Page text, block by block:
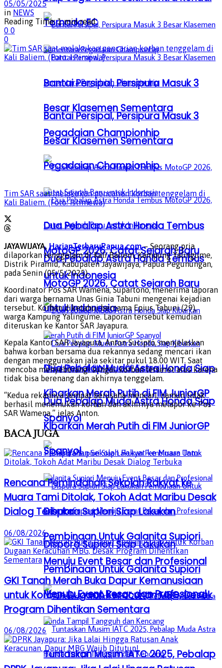
Bantai Persipal, Persipura Masuk 3
Besar Klasemen Sementara
Pegadaian Championhip
Dua Pebalap Astra Honda Tembus
MotoGP 2026, Catat Sejarah Baru
untuk Indonesia
Dua Pebalap Muda Astra Honda Siap
Kibarkan Merah Putih di FIM JuniorGP
Spanyol
Dispora Supiori Siap Lakukan
Pembinaan Untuk Galanita Supiori
Menuju Event Besar dan Profesional
Tuntaskan Musim IATC 2025, Pebalap
Tornado FC
Bantai Persipal, Persipura Masuk 3
Besar Klasemen Sementara
Pegadaian Championhip
Dua Pebalap Astra Honda Tembus
MotoGP 2026, Catat Sejarah Baru
untuk Indonesia
Dua Pebalap Muda Astra Honda Siap
Kibarkan Merah Putih di FIM JuniorGP
Spanyol
Dispora Supiori Siap Lakukan
Pembinaan Untuk Galanita Supiori
Menuju Event Besar dan Profesional
05/05/2025
in NEWS
Reading Time: 1 min read
0 0
0
Tim SAR saat melakukan pencarian korban tenggelam di
Kali Baliem. (Foto: Istimewa)
JAYAWIJAYA, HarianTerbaruPapua.com– Seorang pria
dilaporkan tenggelam di Kali Baliem, Kampung Yalingume,
Distrik Piramid, Kabupaten Jayawijaya, Papua Pegunungan,
pada Senin (05/5/2025).
Koordinator Pos SAR Wamena, Supartono, menerima laporan
dari warga bernama Unas Ginia Tabuni mengenai kejadian
tersebut. Korban diketahui bernama Epius Tabuni (29),
warga Kampung Yalingume. Laporan tersebut kemudian
diteruskan ke Kantor SAR Jayapura.
Kepala Kantor SAR Jayapura, Anton Sucipto, menjelaskan
bahwa korban bersama dua rekannya sedang mencari ikan
dengan menggunakan jala sekitar pukul 18.00 WIT. Saat
mencoba menyeberangi sungai, korban terseret arus karena
tidak bisa berenang dan akhirnya tenggelam.
“Kedua rekannya sempat berusaha mencari, namun tidak
berhasil menemukan korban dan akhirnya melapor ke Pos
SAR Wamena,” jelas Anton.
BACAJUGA
Rencana Pemindahan Sekolah Rakyat ke
Muara Tami Ditolak, Tokoh Adat Maribu Desak
Dialog Terbuka
06/08/2026
GKI Tanah Merah Buka Dapur Kemanusiaan
untuk Korban Dugaan Keracunan MBG, Desak
Program Dihentikan Sementara
06/08/2026